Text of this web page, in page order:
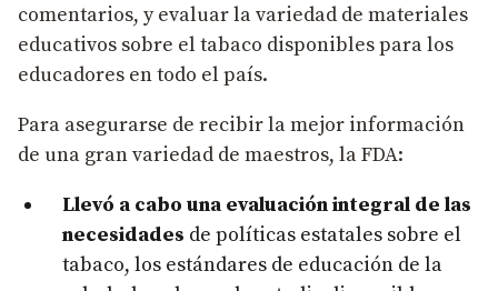
comentarios, y evaluar la variedad de materiales
educativos sobre el tabaco disponibles para los
educadores en todo el país.
Para asegurarse de recibir la mejor información
de una gran variedad de maestros, la FDA:
Llevó a cabo una evaluación integral de las
necesidades de políticas estatales sobre el
tabaco, los estándares de educación de la